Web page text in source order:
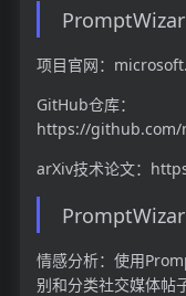
项目官网：
GitHub仓库：
https://github.com/
arXiv技术论文：
情感分析：使用
别和分类社交媒体帖